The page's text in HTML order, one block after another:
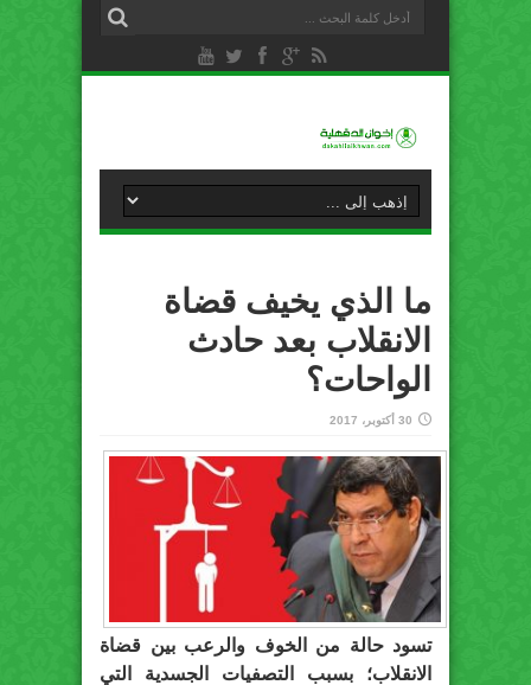
ما الذي يخيف قضاة
الانقلاب بعد حادث
الواحات؟
30 أكتوبر، 2017
تسود حالة من الخوف والرعب بين قضاة
الانقلاب؛ بسبب التصفيات الجسدية التي